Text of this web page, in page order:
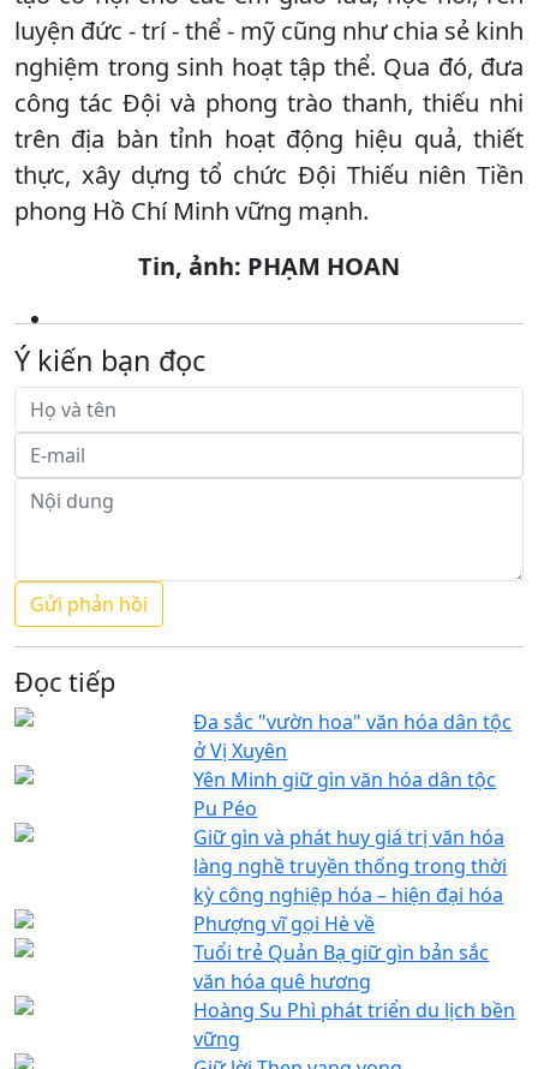
luyện đức - trí - thể - mỹ cũng như chia sẻ kinh
nghiệm trong sinh hoạt tập thể. Qua đó, đưa
công tác Đội và phong trào thanh, thiếu nhi
trên địa bàn tỉnh hoạt động hiệu quả, thiết
thực, xây dựng tổ chức Đội Thiếu niên Tiền
phong Hồ Chí Minh vững mạnh.
Tin, ảnh: PHẠM HOAN
Ý kiến bạn đọc
Đọc tiếp
Đa sắc "vườn hoa" văn hóa dân tộc
ở Vị Xuyên
Yên Minh giữ gìn văn hóa dân tộc
Pu Péo
Giữ gìn và phát huy giá trị văn hóa
làng nghề truyền thống trong thời
kỳ công nghiệp hóa – hiện đại hóa
Phượng vĩ gọi Hè về
Tuổi trẻ Quản Bạ giữ gìn bản sắc
văn hóa quê hương
Hoàng Su Phì phát triển du lịch bền
vững